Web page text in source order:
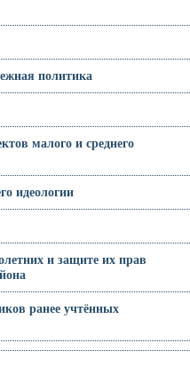
политика
малого и среднего
идеологии
и защите их прав
ранее учтённых